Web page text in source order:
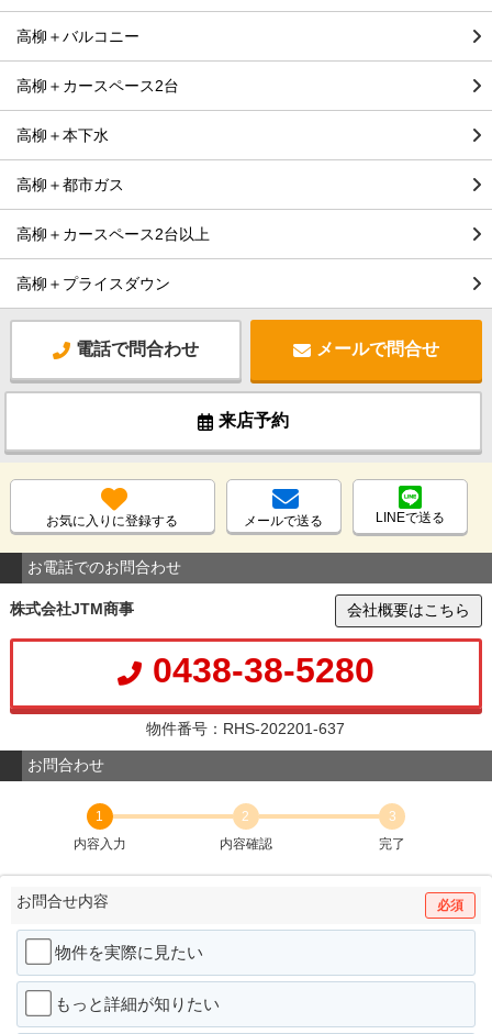
高柳＋バルコニー
高柳＋カースペース2台
高柳＋本下水
高柳＋都市ガス
高柳＋カースペース2台以上
高柳＋プライスダウン
電話で問合わせ メールで問合せ
来店予約
お気に入りに登録する メールで送る LINEで送る
お電話でのお問合わせ
株式会社JTM商事 会社概要はこちら
0438-38-5280
物件番号：RHS-202201-637
お問合わせ
1
内容入力
2
内容確認
3
完了
お問合せ内容 必須
物件を実際に見たい
もっと詳細が知りたい